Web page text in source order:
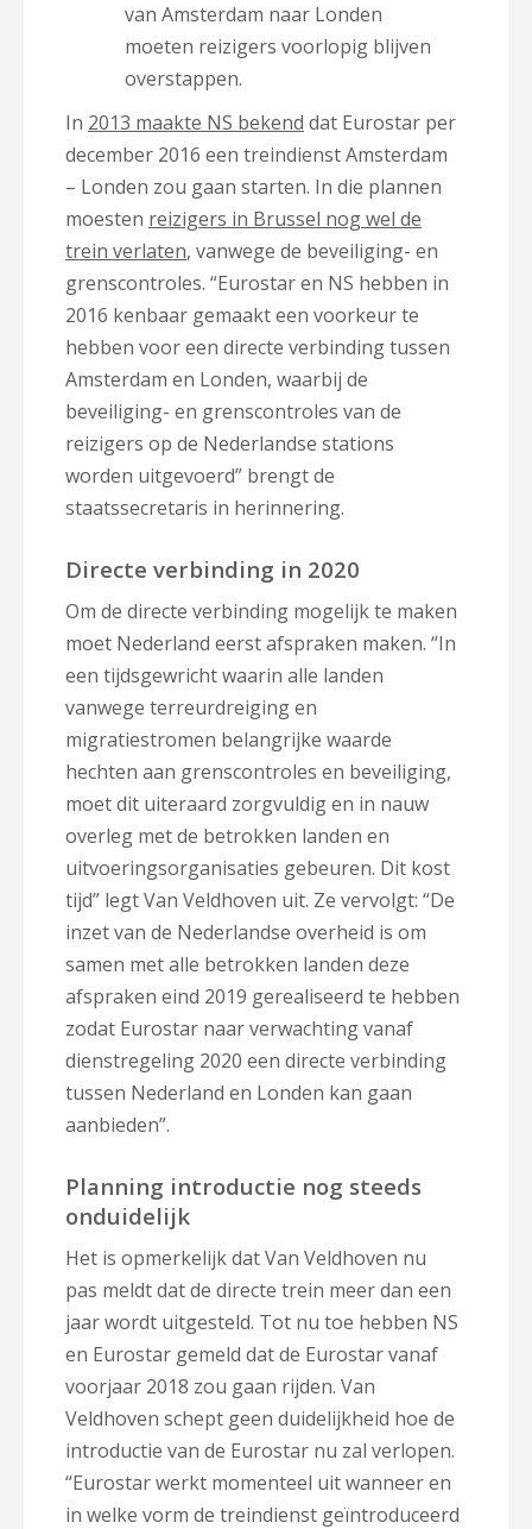
van Amsterdam naar Londen
moeten reizigers voorlopig blijven
overstappen.
In 2013 maakte NS bekend dat Eurostar per
december 2016 een treindienst Amsterdam
– Londen zou gaan starten. In die plannen
moesten reizigers in Brussel nog wel de
trein verlaten, vanwege de beveiliging- en
grenscontroles. “Eurostar en NS hebben in
2016 kenbaar gemaakt een voorkeur te
hebben voor een directe verbinding tussen
Amsterdam en Londen, waarbij de
beveiliging- en grenscontroles van de
reizigers op de Nederlandse stations
worden uitgevoerd” brengt de
staatssecretaris in herinnering.
Directe verbinding in 2020
Om de directe verbinding mogelijk te maken
moet Nederland eerst afspraken maken. “In
een tijdsgewricht waarin alle landen
vanwege terreurdreiging en
migratiestromen belangrijke waarde
hechten aan grenscontroles en beveiliging,
moet dit uiteraard zorgvuldig en in nauw
overleg met de betrokken landen en
uitvoeringsorganisaties gebeuren. Dit kost
tijd” legt Van Veldhoven uit. Ze vervolgt: “De
inzet van de Nederlandse overheid is om
samen met alle betrokken landen deze
afspraken eind 2019 gerealiseerd te hebben
zodat Eurostar naar verwachting vanaf
dienstregeling 2020 een directe verbinding
tussen Nederland en Londen kan gaan
aanbieden”.
Planning introductie nog steeds
onduidelijk
Het is opmerkelijk dat Van Veldhoven nu
pas meldt dat de directe trein meer dan een
jaar wordt uitgesteld. Tot nu toe hebben NS
en Eurostar gemeld dat de Eurostar vanaf
voorjaar 2018 zou gaan rijden. Van
Veldhoven schept geen duidelijkheid hoe de
introductie van de Eurostar nu zal verlopen.
“Eurostar werkt momenteel uit wanneer en
in welke vorm de treindienst geïntroduceerd